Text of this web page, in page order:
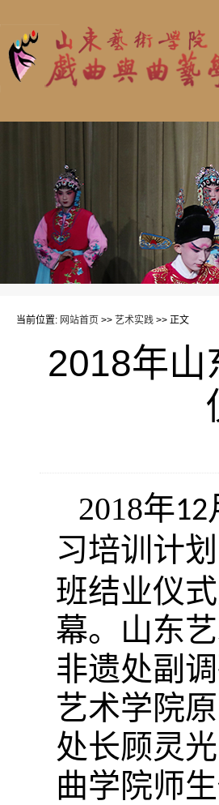
当前位置: 网站首页 >> 艺术实践 >> 正文
2018年山
2018年12
习培训计划
班结业仪
幕。山东
非遗处副
艺术学院
处长顾灵
曲学院师